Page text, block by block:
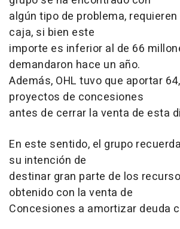
algún tipo de problema,
caja, si bien este
importe es inferior al de 66
demandaron hace un año.
Además, OHL tuvo que aportar
proyectos de concesiones
antes de cerrar la venta de esta
En este sentido, el grupo
su intención de
destinar gran parte de los
obtenido con la venta de
Concesiones a amortizar deuda